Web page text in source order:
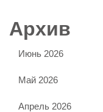
Архив
Июнь 2026
Май 2026
Апрель 2026